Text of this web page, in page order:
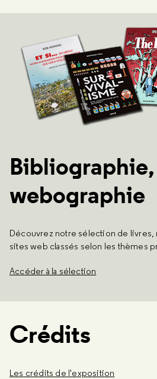
Bibliographie,
webographie
Découvrez notre sélection de livres,
sites web classés selon les thèmes
Accéder à la sélection
Crédits
Les crédits de l'exposition